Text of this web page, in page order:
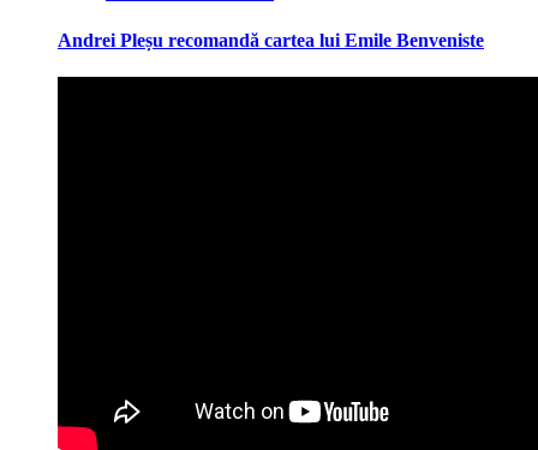
Andrei Pleșu recomandă cartea lui Emile Benveniste